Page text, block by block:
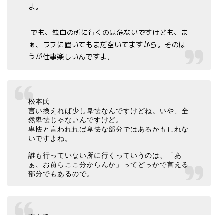
よ。
でも、独自の所に行くのは危ないですけども、ま
ぁ、ラフに置いてもまだ空いてますから。そのほ
うが仕事楽しいんですよ。
松本氏
言い換えれば少し卑怯なんですけどね。いや、全
然卑怯じゃないんですけど。
卑怯と言われれば卑怯な部分ではあるかもしれな
いですよね。
誰も行っていない所に行くっていうのは、「あ
ぁ、お前らここ分からんか」ってどっかで言える
部分でもあるので。